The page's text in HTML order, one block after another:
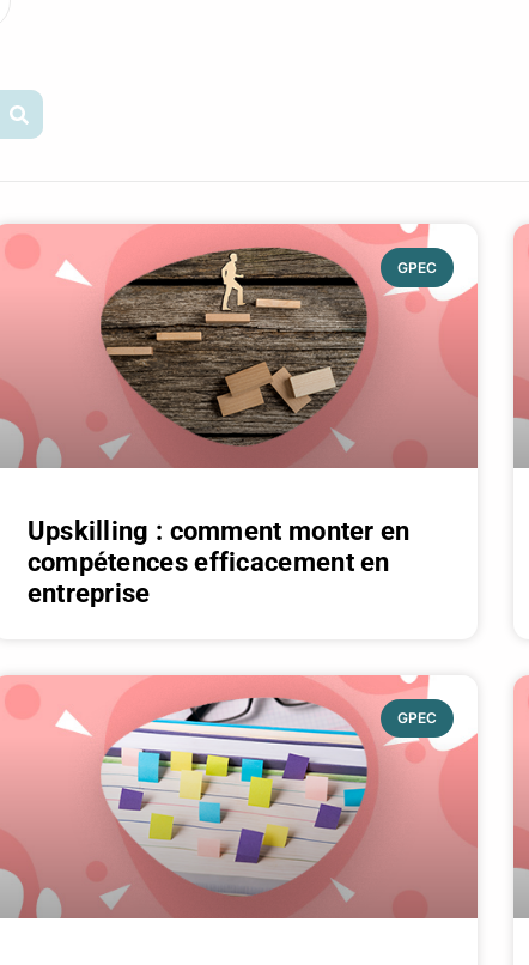
GPEC
Upskilling : comment monter en
compétences efficacement en
entreprise
GPEC